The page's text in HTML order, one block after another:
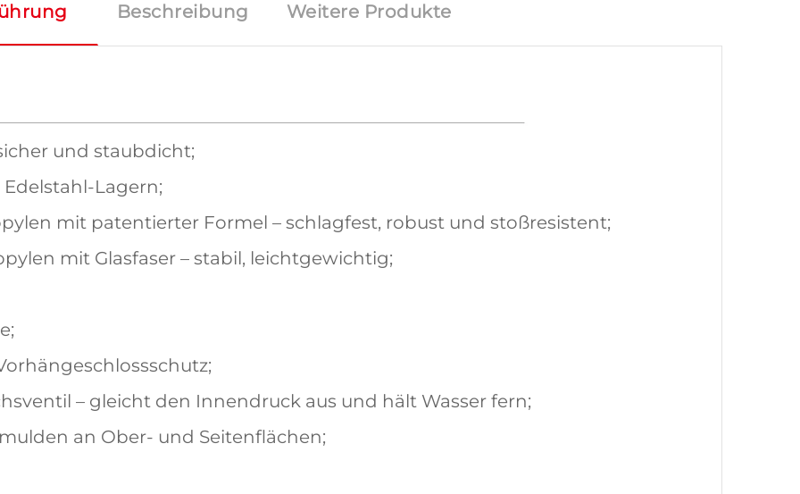
Beschreibung Weitere Produkte
und staubdicht;
Lagern;
mit patentierter Formel – schlagfest, robust und stoßresistent;
mit Glasfaser – stabil, leichtgewichtig;
– gleicht den Innendruck aus und hält Wasser fern;
an Ober- und Seitenflächen;